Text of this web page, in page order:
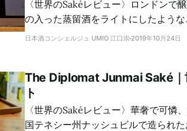
〈世界のSakéレビュー〉ロンドンで
の入った蒸留酒をライトにしたよう
細。
日本酒コンシェルジュ UMIO 江口崇 2019年10月24日
The Diplomat Junmai Saké｜
ト
〈世界のSakéレビュー〉華奢で可憐
国テネシー州ナッシュビルで造られた